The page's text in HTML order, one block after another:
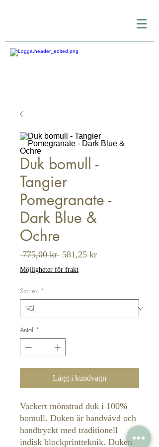
Duk bomull -
Tangier
Pomegranate -
Dark Blue &
Ochre
775,00 kr Ordinarie
pris
581,25 krReapris
Möjligheter för frakt
Storlek *
Antal *
Lägg i kundvagn
Vackert mönstrad duk i 100%
bomull. Duken är handvävd och
handtryckt med traditionell
indisk blockprintteknik. Duken